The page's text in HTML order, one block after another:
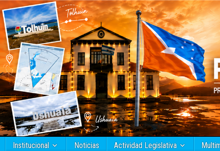
Institucional Noticias Actividad Legislativa